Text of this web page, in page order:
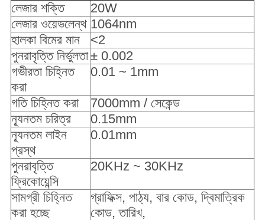
লেজার শক্তি
20W
লেজার ওয়েভলেন্থ 1064nm
হালকা বিমের মান
<2
পুনরাবৃত্তি নির্ভুলতা± 0.002
গভীরতা চিহ্নিত
করা
0.01 ~ 1mm
গতি চিহ্নিত করা
7000mm / সেকেন্ড
ন্যূনতম চরিত্র
0.15mm
ন্যূনতম লাইন
প্রস্থ
0.01mm
পুনরাবৃত্তি
ফ্রিকোয়েন্সি
20KHz ~ 30KHz
সামগ্রী চিহ্নিত
করা হচ্ছে
গ্রাফিক্স, পাঠ্য, বার কোড, দ্বিমাত্রিক
কোড, তারিখ,